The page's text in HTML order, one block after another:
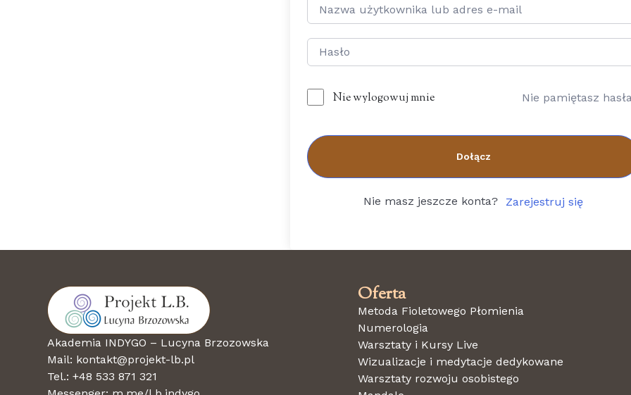
Nie wylogowuj mnie Nie pamiętasz
Dołącz
Nie masz jeszcze konta? Zarejestruj się
Akademia INDYGO – Lucyna Brzozowska
Mail: kontakt@projekt-lb.pl
Tel.: +48 533 871 321
Oferta
Metoda Fioletowego Płomienia
Numerologia
Warsztaty i Kursy Live
Wizualizacje i medytacje dedykowane
Warsztaty rozwoju osobistego